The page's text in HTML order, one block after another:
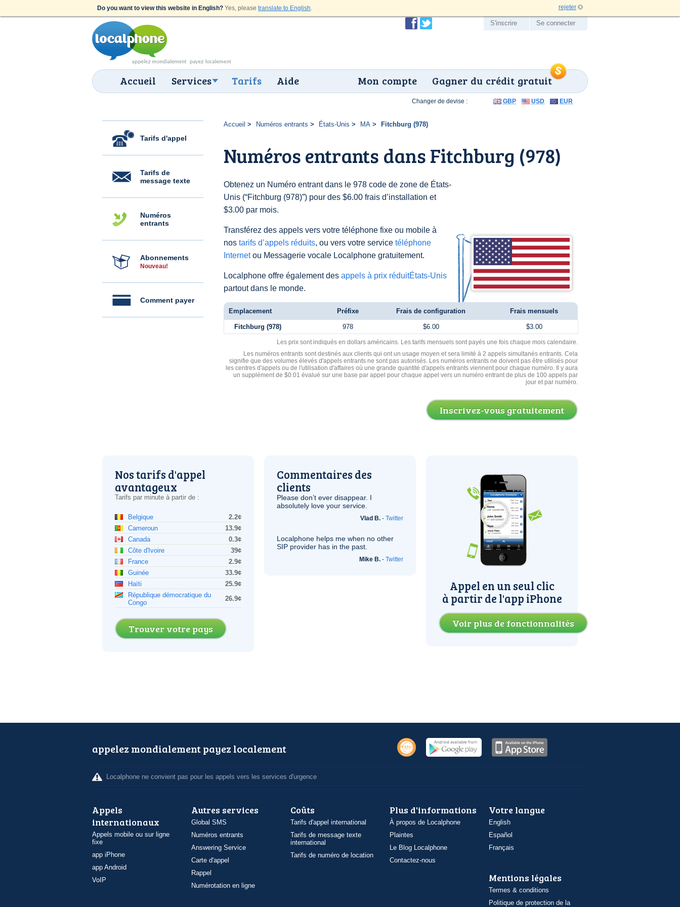
Do you want to view this website in English? Yes, please translate to English. rejeter
Accueil Services Tarifs Aide Gagner du crédit gratuit
Mon compte
S'inscrire Se connecter
Tarifs d'appel
Tarifs de
message texte
Numéros
entrants
Abonnements
Nouveau!
Comment payer
Accueil Numéros entrants États-Unis MA Fitchburg (978)
Numéros entrants dans Fitchburg (978)
Obtenez un Numéro entrant dans le 978 code de zone de États-
Unis (“Fitchburg (978)”) pour des $6.00 frais d’installation et
$3.00 par mois.
Transférez des appels vers votre téléphone fixe ou mobile à
nos tarifs d’appels réduits, ou vers votre service téléphone
Internetou Messagerie vocale Localphone gratuitement.
Localphone offre également des appels à prix réduitÉtats-Unis
partout dans le monde.
Changer de devise : GBP USD EUR
Emplacement Préfixe Frais de configuration Frais mensuels
Fitchburg (978) 978 $6.00 $3.00
Les prix sont indiqués en dollars américains. Les tarifs mensuels sont payés une fois chaque mois calendaire.
Les numéros entrants sont destinés aux clients qui ont un usage moyen et sera limité à 2 appels simultanés entrants. Cela
signifie que des volumes élevés d'appels entrants ne sont pas autorisés. Les numéros entrants ne doivent pas être utilisés pour
les centres d'appels ou de l'utilisation d'affaires où une grande quantité d'appels entrants viennent pour chaque numéro. Il y aura
un supplément de $0.01 évalué sur une base par appel pour chaque appel vers un numéro entrant de plus de 100 appels par
jour et par numéro.
Inscrivez-vous gratuitement
Nos tarifs d'appel
avantageux
Tarifs par minute à partir de :
Belgique
2.2¢
Cameroun
13.9¢
Canada
0.3¢
Côte d'Ivoire
39¢
France
2.9¢
Guinée
33.9¢
Haïti
25.9¢
République démocratique du
Congo
26.9¢
Trouver votre pays
Commentaires des
clients
Please don’t ever disappear. I
absolutely love your service.
Vlad B. - Twitter
Localphone helps me when no other
SIP provider has in the past.
Mike B. - Twitter
Appel en un seul clic
à partir de l'app iPhone
Voir plus de fonctionnalités
appelez mondialement payez localement
Localphone ne convient pas pour les appels vers les services d'urgence
Appels
internationaux
Appels mobile ou sur ligne
fixe
app iPhone
app Android
VoIP
Autres services
Global SMS
Numéros entrants
Answering Service
Carte d'appel
Rappel
Numérotation en ligne
Coûts
Tarifs d'appel international
Tarifs de message texte
international
Tarifs de numéro de location
Plus d'informations
À propos de Localphone
Plaintes
Le Blog Localphone
Contactez-nous
Votre langue
English
Español
Français
Mentions légales
Termes & conditions
Politique de protection de la